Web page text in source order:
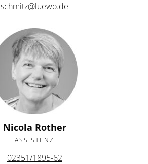
schmitz@luewo.de
Nicola Rother
ASSISTENZ
02351/1895-62